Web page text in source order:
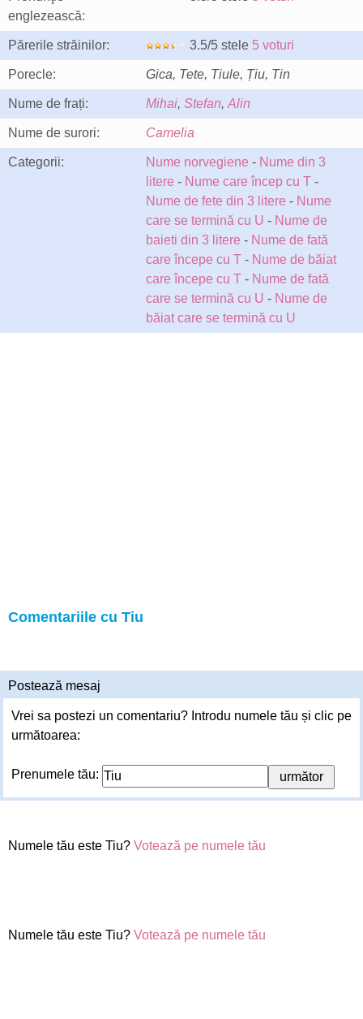
englezească:
Părerile străinilor: 3.5/5 stele 5 voturi
Porecle: Gica, Tete, Tiule, Țiu, Tin
Nume de frați: Mihai, Stefan, Alin
Nume de surori: Camelia
Categorii: Nume norvegiene - Nume din 3
litere - Nume care încep cu T -
Nume de fete din 3 litere - Nume
care se termină cu U - Nume de
baieti din 3 litere - Nume de fată
care începe cu T - Nume de băiat
care începe cu T - Nume de fată
care se termină cu U - Nume de
băiat care se termină cu U
Comentariile cu Tiu
Postează mesaj
Vrei sa postezi un comentariu? Introdu numele tău și clic pe
următoarea:
Prenumele tău:
Numele tău este Tiu? Votează pe numele tău
Numele tău este Tiu? Votează pe numele tău